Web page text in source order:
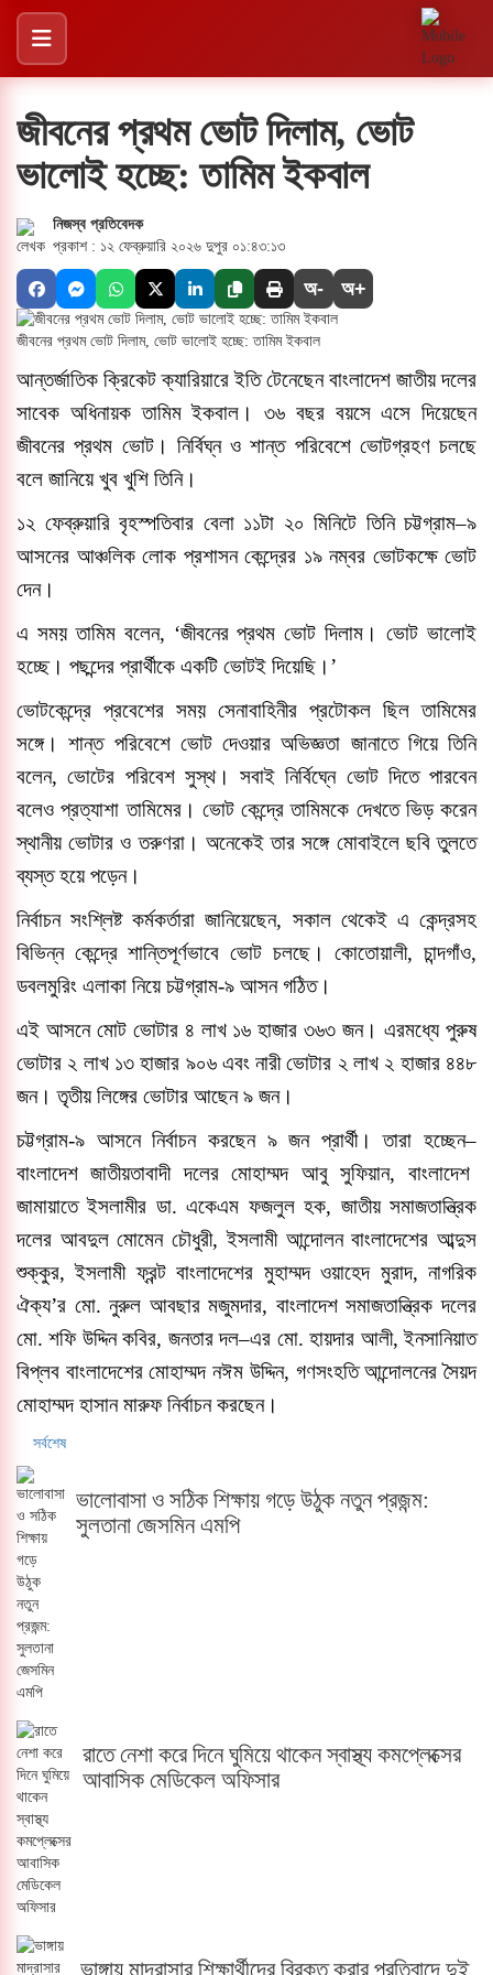
জীবনের প্রথম ভোট দিলাম, ভোট
ভালোই হচ্ছে: তামিম ইকবাল
নিজস্ব প্রতিবেদক
প্রকাশ : ১২ ফেব্রুয়ারি ২০২৬ দুপুর ০১:৪৩:১৩
অ- অ+
জীবনের প্রথম ভোট দিলাম, ভোট ভালোই হচ্ছে: তামিম ইকবাল
আন্তর্জাতিক ক্রিকেট ক্যারিয়ারে ইতি টেনেছেন বাংলাদেশ জাতীয় দলের
সাবেক অধিনায়ক তামিম ইকবাল। ৩৬ বছর বয়সে এসে দিয়েছেন
জীবনের প্রথম ভোট। নির্বিঘ্ন ও শান্ত পরিবেশে ভোটগ্রহণ চলছে
বলে জানিয়ে খুব খুশি তিনি।
১২ ফেব্রুয়ারি বৃহস্পতিবার বেলা ১১টা ২০ মিনিটে তিনি চট্টগ্রাম–৯
আসনের আঞ্চলিক লোক প্রশাসন কেন্দ্রের ১৯ নম্বর ভোটকক্ষে ভোট
দেন।
এ সময় তামিম বলেন, ‘জীবনের প্রথম ভোট দিলাম। ভোট ভালোই
হচ্ছে। পছন্দের প্রার্থীকে একটি ভোটই দিয়েছি। ’
ভোটকেন্দ্রে প্রবেশের সময় সেনাবাহিনীর প্রটোকল ছিল তামিমের
সঙ্গে। শান্ত পরিবেশে ভোট দেওয়ার অভিজ্ঞতা জানাতে গিয়ে তিনি
বলেন, ভোটের পরিবেশ সুস্থ। সবাই নির্বিঘ্নে ভোট দিতে পারবেন
বলেও প্রত্যাশা তামিমের। ভোট কেন্দ্রে তামিমকে দেখতে ভিড় করেন
স্থানীয় ভোটার ও তরুণরা। অনেকেই তার সঙ্গে মোবাইলে ছবি তুলতে
ব্যস্ত হয়ে পড়েন।
নির্বাচন সংশ্লিষ্ট কর্মকর্তারা জানিয়েছেন, সকাল থেকেই এ কেন্দ্রসহ
বিভিন্ন কেন্দ্রে শান্তিপূর্ণভাবে ভোট চলছে। কোতোয়ালী, চান্দগাঁও,
ডবলমুরিং এলাকা নিয়ে চট্টগ্রাম-৯ আসন গঠিত।
এই আসনে মোট ভোটার ৪ লাখ ১৬ হাজার ৩৬৩ জন। এরমধ্যে পুরুষ
ভোটার ২ লাখ ১৩ হাজার ৯০৬ এবং নারী ভোটার ২ লাখ ২ হাজার ৪৪৮
জন। তৃতীয় লিঙ্গের ভোটার আছেন ৯ জন।
চট্টগ্রাম-৯ আসনে নির্বাচন করছেন ৯ জন প্রার্থী। তারা হচ্ছেন–
বাংলাদেশ জাতীয়তাবাদী দলের মোহাম্মদ আবু সুফিয়ান, বাংলাদেশ
জামায়াতে ইসলামীর ডা. একেএম ফজলুল হক, জাতীয় সমাজতান্ত্রিক
দলের আবদুল মোমেন চৌধুরী, ইসলামী আন্দোলন বাংলাদেশের আব্দুস
শুক্কুর, ইসলামী ফ্রন্ট বাংলাদেশের মুহাম্মদ ওয়াহেদ মুরাদ, নাগরিক
ঐক্য’র মো. নুরুল আবছার মজুমদার, বাংলাদেশ সমাজতান্ত্রিক দলের
মো. শফি উদ্দিন কবির, জনতার দল–এর মো. হায়দার আলী, ইনসানিয়াত
বিপ্লব বাংলাদেশের মোহাম্মদ নঈম উদ্দিন, গণসংহতি আন্দোলনের সৈয়দ
মোহাম্মদ হাসান মারুফ নির্বাচন করছেন।
সর্বশেষ
ভালোবাসা ও সঠিক শিক্ষায় গড়ে উঠুক নতুন প্রজন্ম:
সুলতানা জেসমিন এমপি
রাতে নেশা করে দিনে ঘুমিয়ে থাকেন স্বাস্থ্য কমপ্লেক্সের
আবাসিক মেডিকেল অফিসার
ভাঙ্গায় মাদ্রাসার শিক্ষার্থীদের বিরক্ত করার প্রতিবাদে দুই